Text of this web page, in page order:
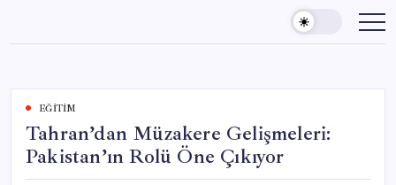
content
EĞITIM
Tahran’dan Müzakere Gelişmeleri:
Pakistan’ın Rolü Öne Çıkıyor